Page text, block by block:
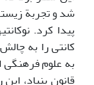
شد و تجربة
پیدا کرد.
کانتی را به
به علوم فرهنگی
قانون بنیاد،